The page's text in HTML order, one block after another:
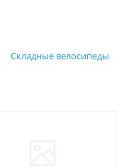
Складные велосипеды